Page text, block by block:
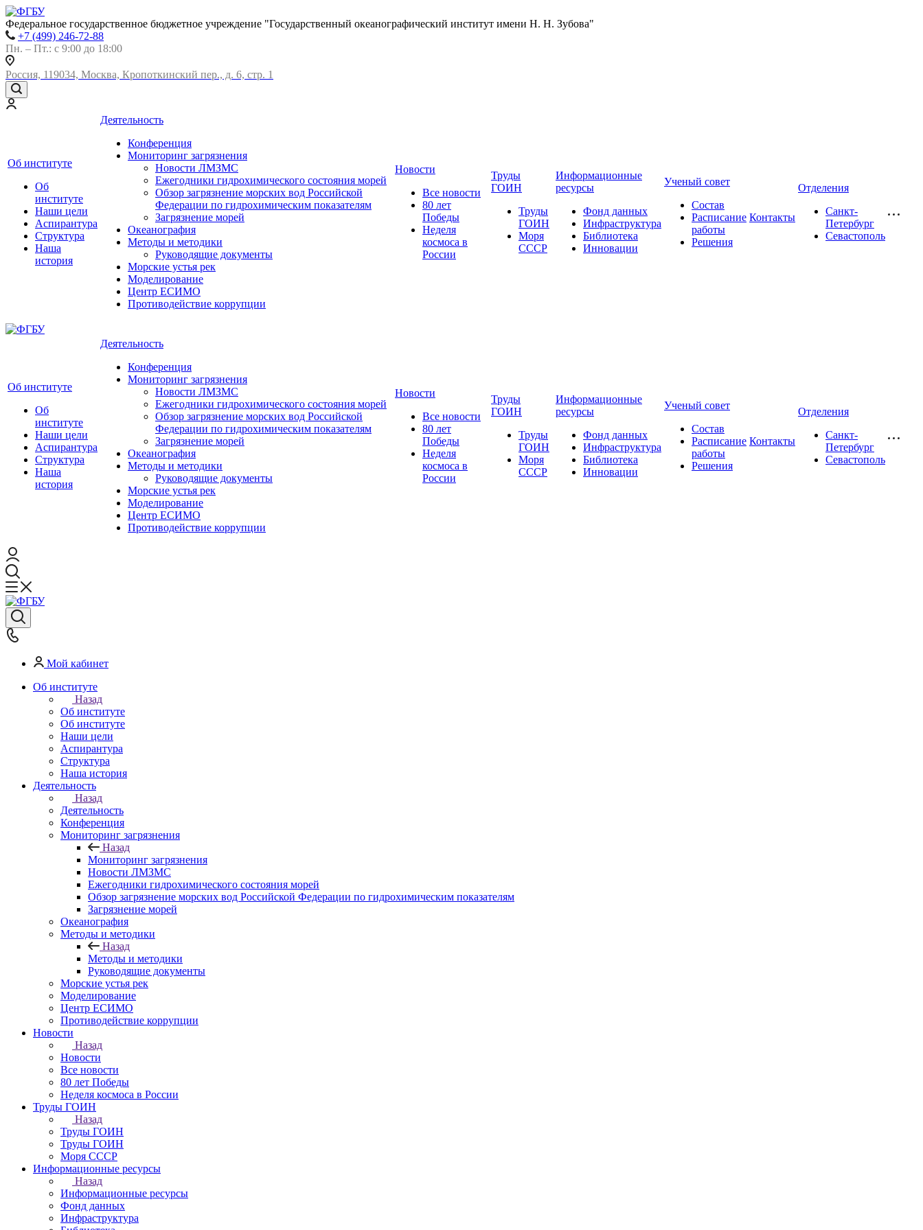
Федеральное государственное бюджетное учреждение "Государственный океанографический институт имени Н. Н. Зубова"
+7 (499) 246-72-88
Пн. – Пт.: с 9:00 до 18:00
Россия, 119034, Москва, Кропоткинский пер., д. 6, стр. 1
Об институте
Об
институте
Наши цели
Аспирантура
Структура
Наша
история
Деятельность
Конференция
Мониторинг загрязнения
Новости ЛМЗМС
Ежегодники гидрохимического состояния морей
Обзор загрязнение морских вод Российской
Федерации по гидрохимическим показателям
Загрязнение морей
Океанография
Методы и методики
Руководящие документы
Морские устья рек
Моделирование
Центр ЕСИМО
Противодействие коррупции
Новости
Все новости
80 лет
Победы
Неделя
космоса в
России
Труды
ГОИН
Труды
ГОИН
Моря
СССР
Информационные
ресурсы
Фонд данных
Инфраструктура
Библиотека
Инновации
Ученый совет
Состав
Расписание
работы
Решения
Контакты
Отделения
Санкт-
Петербург
Севастополь
Об институте
Об
институте
Наши цели
Аспирантура
Структура
Наша
история
Деятельность
Конференция
Мониторинг загрязнения
Новости ЛМЗМС
Ежегодники гидрохимического состояния морей
Обзор загрязнение морских вод Российской
Федерации по гидрохимическим показателям
Загрязнение морей
Океанография
Методы и методики
Руководящие документы
Морские устья рек
Моделирование
Центр ЕСИМО
Противодействие коррупции
Новости
Все новости
80 лет
Победы
Неделя
космоса в
России
Труды
ГОИН
Труды
ГОИН
Моря
СССР
Информационные
ресурсы
Фонд данных
Инфраструктура
Библиотека
Инновации
Ученый совет
Состав
Расписание
работы
Решения
Контакты
Отделения
Санкт-
Петербург
Севастополь
Мой кабинет
Об институте
Назад
Об институте
Об институте
Наши цели
Аспирантура
Структура
Наша история
Деятельность
Назад
Деятельность
Конференция
Мониторинг загрязнения
Назад
Мониторинг загрязнения
Новости ЛМЗМС
Ежегодники гидрохимического состояния морей
Обзор загрязнение морских вод Российской Федерации по гидрохимическим показателям
Загрязнение морей
Океанография
Методы и методики
Назад
Методы и методики
Руководящие документы
Морские устья рек
Моделирование
Центр ЕСИМО
Противодействие коррупции
Новости
Назад
Новости
Все новости
80 лет Победы
Неделя космоса в России
Труды ГОИН
Назад
Труды ГОИН
Труды ГОИН
Моря СССР
Информационные ресурсы
Назад
Информационные ресурсы
Фонд данных
Инфраструктура